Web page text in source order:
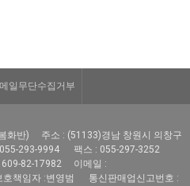
일무단수집거부
화반)
주소 : (51133)경남 창원시 의창구
293-9994
팩스 : 055-297-3252
82-17982
이메일 :
호책임자 :변영범 통신판매업신고번호 :